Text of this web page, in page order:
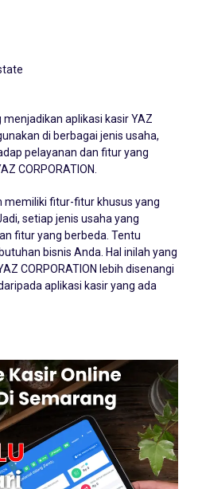
aplikasi kasir YAZ
di berbagai jenis usaha,
pelayanan dan fitur yang
CORPORATION.
memiliki fitur-fitur khusus yang
setiap jenis usaha yang
fitur yang berbeda. Tentu
bisnis Anda. Hal inilah yang
CORPORATION lebih disenangi
aplikasi kasir yang ada